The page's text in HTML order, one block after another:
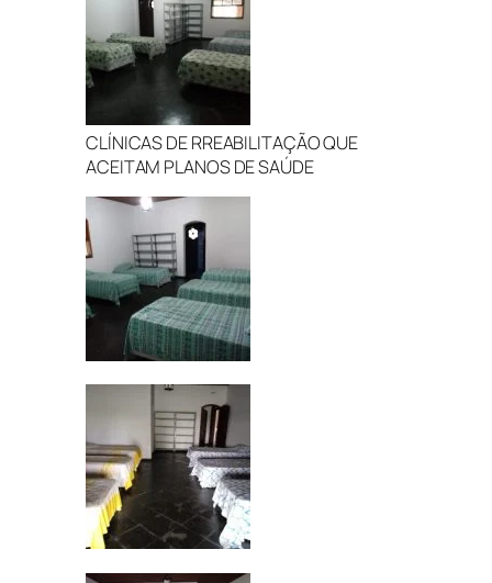
CLÍNICAS DE RREABILITAÇÃO QUE
ACEITAM PLANOS DE SAÚDE